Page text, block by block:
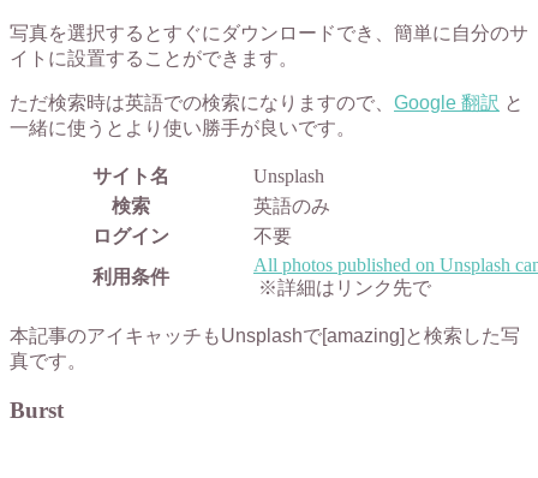
写真を選択するとすぐにダウンロードでき、簡単に自分のサ
イトに設置することができます。
ただ検索時は英語での検索になりますので、 Google 翻訳 と
一緒に使うとより使い勝手が良いです。
サイト名
Unsplash
検索
英語のみ
ログイン
不要
利用条件
All photos published on Unsplash
※詳細はリンク先で
本記事のアイキャッチもUnsplashで[amazing]と検索した写
真です。
Burst